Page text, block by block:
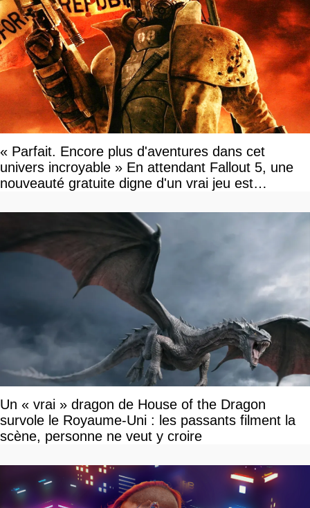
« Parfait. Encore plus d'aventures dans cet
univers incroyable » En attendant Fallout 5, une
nouveauté gratuite digne d'un vrai jeu est
Un « vrai » dragon de House of the Dragon
survole le Royaume-Uni : les passants filment la
scène, personne ne veut y croire